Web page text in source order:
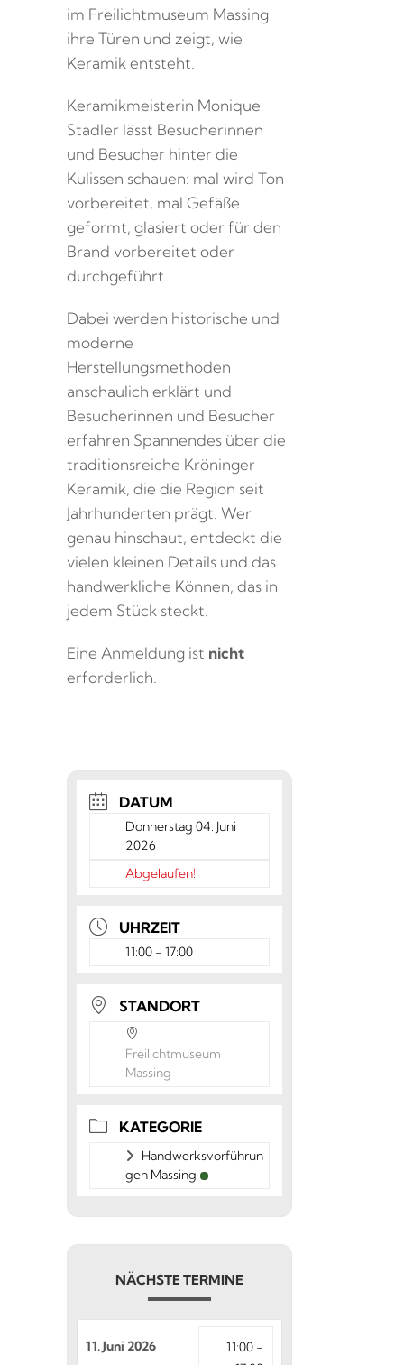
im Freilichtmuseum Massing
ihre Türen und zeigt, wie
Keramik entsteht.
Keramikmeisterin Monique
Stadler lässt Besucherinnen
und Besucher hinter die
Kulissen schauen: mal wird Ton
vorbereitet, mal Gefäße
geformt, glasiert oder für den
Brand vorbereitet oder
durchgeführt.
Dabei werden historische und
moderne
Herstellungsmethoden
anschaulich erklärt und
Besucherinnen und Besucher
erfahren Spannendes über die
traditionsreiche Kröninger
Keramik, die die Region seit
Jahrhunderten prägt. Wer
genau hinschaut, entdeckt die
vielen kleinen Details und das
handwerkliche Können, das in
jedem Stück steckt.
Eine Anmeldung ist nicht
erforderlich.
DATUM
Donnerstag 04. Juni
2026
Abgelaufen!
UHRZEIT
11:00 - 17:00
STANDORT
Freilichtmuseum
Massing
KATEGORIE
Handwerksvorführun
gen Massing
NÄCHSTE TERMINE
11. Juni 2026
11:00 -